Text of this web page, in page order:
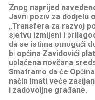
Znog naprijed
Javni poziv za dodjelu
„Transfera za razvoj
sjetvu izmijeni i
da se istima omogući
bi općina Zavidovići
uplaćena novčana
Smatramo da će
način imati veće
i zadovoljne građane.